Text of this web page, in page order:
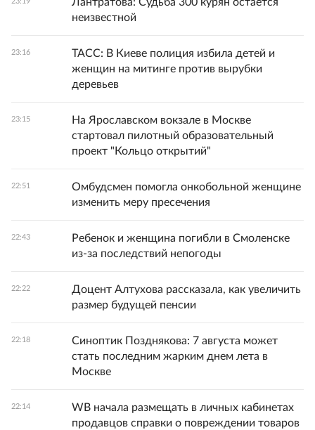
Лантратова: Судьба 300 курян остается
неизвестной
23:16
ТАСС: В Киеве полиция избила детей и
женщин на митинге против вырубки
деревьев
23:15
На Ярославском вокзале в Москве
стартовал пилотный образовательный
проект "Кольцо открытий"
22:51
Омбудсмен помогла онкобольной женщине
изменить меру пресечения
22:43
Ребенок и женщина погибли в Смоленске
из-за последствий непогоды
22:22
Доцент Алтухова рассказала, как увеличить
размер будущей пенсии
22:18
Синоптик Позднякова: 7 августа может
стать последним жарким днем лета в
Москве
22:14
WB начала размещать в личных кабинетах
продавцов справки о повреждении товаров